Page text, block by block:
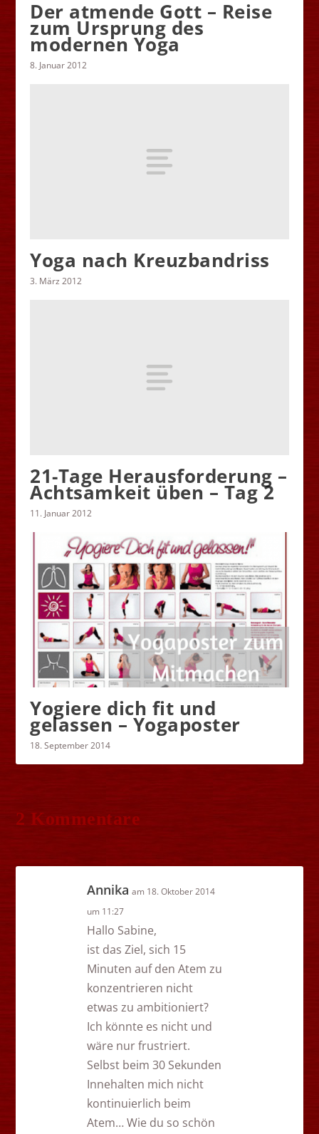
Der atmende Gott – Reise
zum Ursprung des
modernen Yoga
8. Januar 2012
Yoga nach Kreuzbandriss
3. März 2012
21-Tage Herausforderung –
Achtsamkeit üben – Tag 2
11. Januar 2012
Yogiere dich fit und
gelassen – Yogaposter
18. September 2014
2 Kommentare
Annika am 18. Oktober 2014
um 11:27
Hallo Sabine,
ist das Ziel, sich 15
Minuten auf den Atem zu
konzentrieren nicht
etwas zu ambitioniert?
Ich könnte es nicht und
wäre nur frustriert.
Selbst beim 30 Sekunden
Innehalten mich nicht
kontinuierlich beim
Atem… Wie du so schön